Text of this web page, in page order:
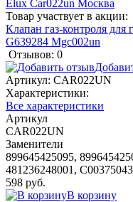
Товар участвует в акции:
Клапан газ-контроля для
G639284 Mgc002un
Отзывов: 0
Артикул: CAR022UN
Характеристики:
Все характеристики
Артикул
CAR022UN
Заменители
899645425095,
481236248001,
598 руб.
В корзину